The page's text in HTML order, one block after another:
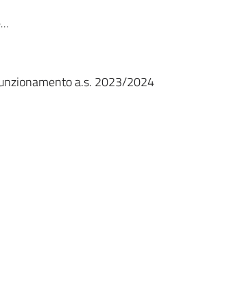
a.s. 2023/2024